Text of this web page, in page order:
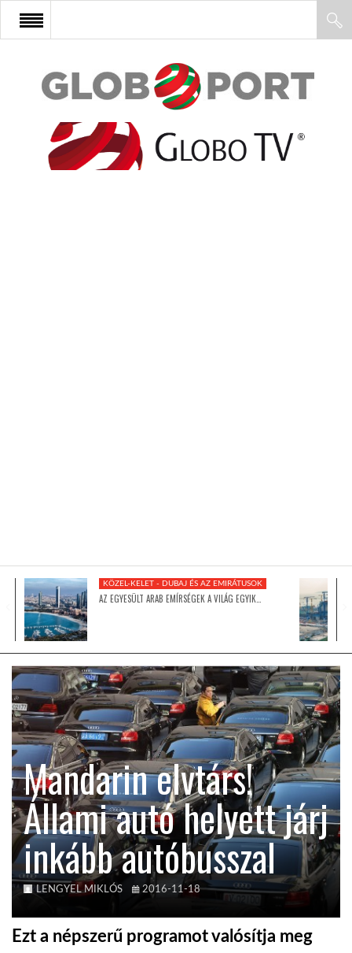
FŐOLDAL
AFRIKA
GLOBOTV BP
HÍR3D
TROPICALMAGAZIN
GLOBOTV
AFRIKA TUDÁSTÁR
A NAP SZÉPE
LINKTR.EE
KÖZEL-KELET - DUBAJ ÉS AZ EMIRÁTUSOK
AZ EGYESÜLT ARAB EMÍRSÉGEK A VILÁG EGYIK…
Mandarin elvtárs!
Állami autó helyett járj
inkább autóbusszal
LENGYEL MIKLÓS 2016-11-18
Ezt a népszerű programot valósítja meg